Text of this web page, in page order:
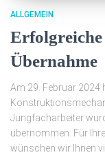
ALLGEMEIN
Übernahme
Am 29. Februar 2024
Jungfacharbeiter
übernommen. Für
wünschen wir Ihnen